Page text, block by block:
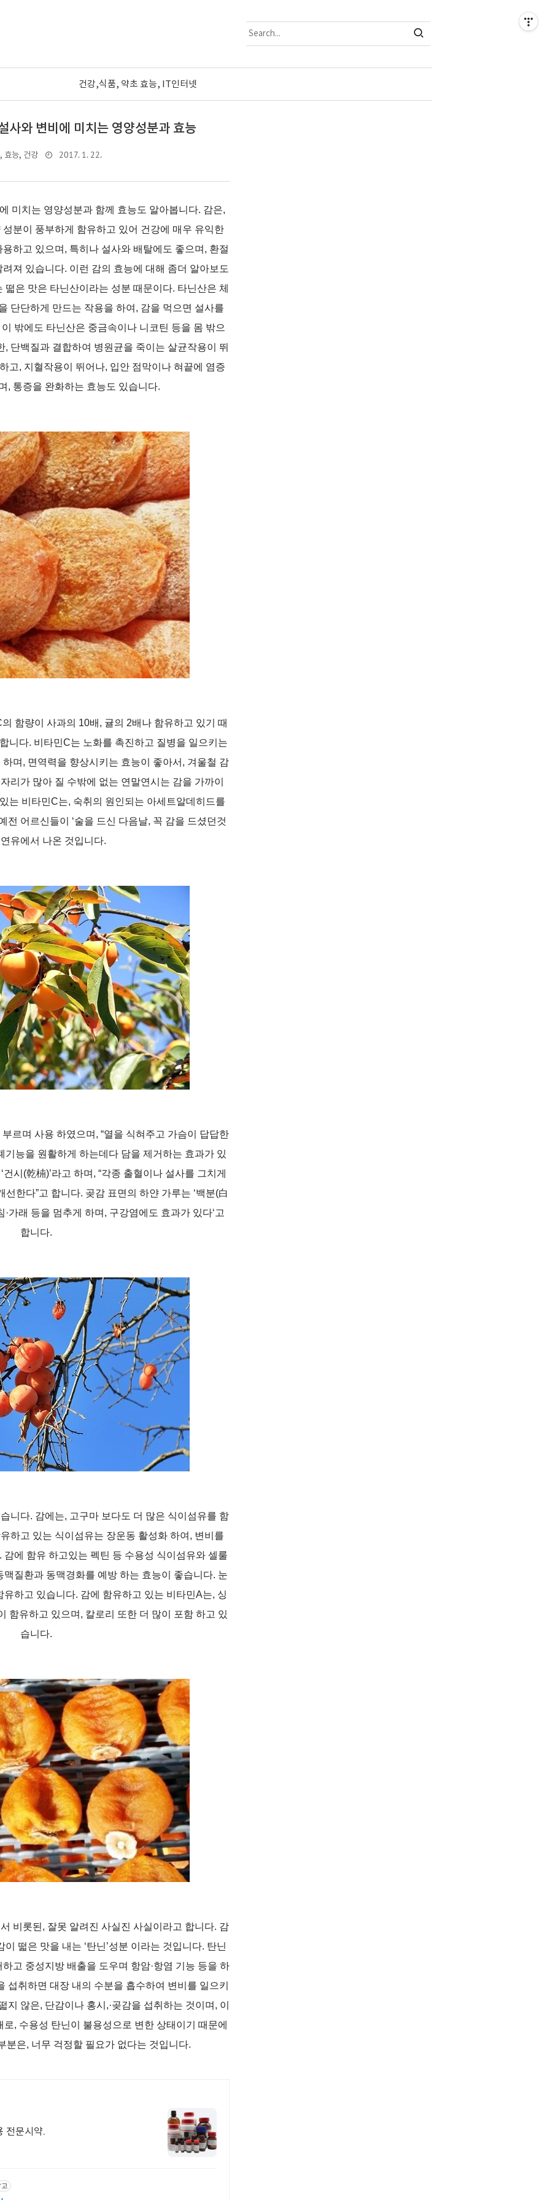
건강,식품, 약초 효능, IT인터넷
사와 변비에 미치는 영양성분과 효능
효능, 건강 2017. 1. 22.
미치는 영양성분과 함께 효능도 알아봅니다. 감은,
분이 풍부하게 함유하고 있어 건강에 매우 유익한
하고 있으며, 특히나 설사와 배탈에도 좋으며, 환절
져 있습니다. 이런 감의 효능에 대해 좀더 알아보도
은 맛은 타닌산이라는 성분 때문이다. 타닌산은 체
단단하게 만드는 작용을 하여, 감을 먹으면 설사를
밖에도 타닌산은 중금속이나 니코틴 등을 몸 밖으
단백질과 결합하여 병원균을 죽이는 살균작용이 뛰
고, 지혈작용이 뛰어나, 입안 점막이나 혀끝에 염증
, 통증을 완화하는 효능도 있습니다.
함량이 사과의 10배, 귤의 2배나 함유하고 있기 때
니다. 비타민C는 노화를 촉진하고 질병을 일으키는
며, 면역력을 향상시키는 효능이 좋아서, 겨울철 감
리가 많아 질 수밖에 없는 연말연시는 감을 가까이
는 비타민C는, 숙취의 원인되는 아세트알데히드를
전 어르신들이 ‘술을 드신 다음날, 꼭 감을 드셨던것
유에서 나온 것입니다.
르며 사용 하였으며, “열을 식혀주고 가슴이 답답한
능을 원활하게 하는데다 담을 제거하는 효과가 있
시(乾枾)’라고 하며, “각종 출혈이나 설사를 그치게
한다”고 합니다. 곶감 표면의 하얀 가루는 ‘백분(白
가래 등을 멈추게 하며, 구강염에도 효과가 있다‘고
합니다.
니다. 감에는, 고구마 보다도 더 많은 식이섬유를 함
하고 있는 식이섬유는 장운동 활성화 하여, 변비를
에 함유 하고있는 펙틴 등 수용성 식이섬유와 셀룰
질환과 동맥경화를 예방 하는 효능이 좋습니다. 눈
하고 있습니다. 감에 함유하고 있는 비타민A는, 싱
함유하고 있으며, 칼로리 또한 더 많이 포함 하고 있
습니다.
비롯된, 잘못 알려진 사실진 사실이라고 합니다. 감
떫은 맛을 내는 ‘탄닌’성분 이라는 것입니다. 탄닌
고 중성지방 배출을 도우며 항암·항염 기능 등을 하
섭취하면 대장 내의 수분을 흡수하여 변비를 일으키
않은, 단감이나 홍시,·곶감을 섭취하는 것이며, 이
, 수용성 탄닌이 불용성으로 변한 상태이기 때문에
분은, 너무 걱정할 필요가 없다는 것입니다.
전문시약.